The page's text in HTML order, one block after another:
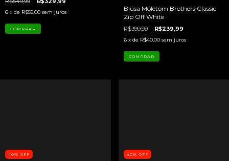
6 x de R$55,00 sem juros
COMPRAR
Blusa Moletom Brothers Classic
Zip Off White
R$399,99 R$239,99
6 x de R$40,00 sem juros
COMPRAR
40% OFF 40% OFF